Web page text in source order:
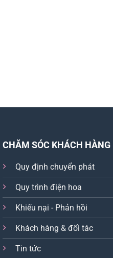
CHĂM SÓC KHÁCH HÀNG
Quy định chuyển phát
Quy trình điện hoa
Khiếu nại - Phản hồi
Khách hàng & đối tác
Tin tức